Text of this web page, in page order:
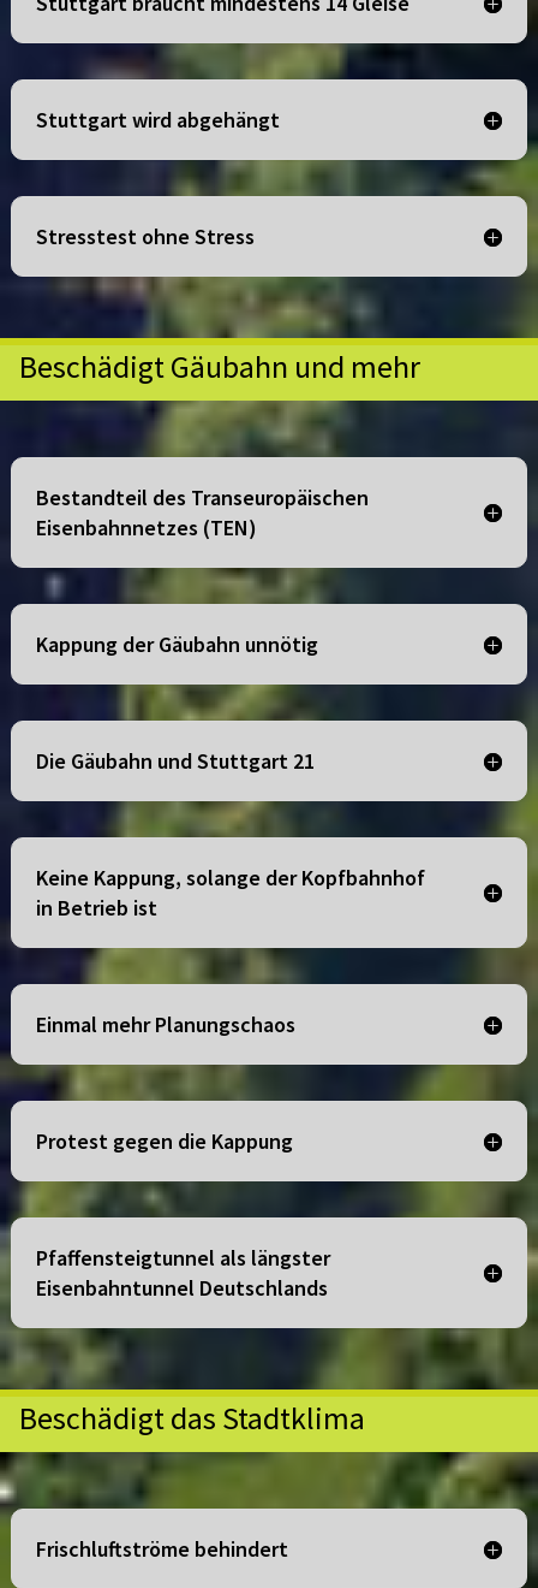
Stuttgart wird abgehängt
Stresstest ohne Stress
Beschädigt Gäubahn und mehr
Bestandteil des Transeuropäischen
Eisenbahnnetzes (TEN)
Kappung der Gäubahn unnötig
Die Gäubahn und Stuttgart 21
Keine Kappung, solange der Kopfbahnhof
in Betrieb ist
Einmal mehr Planungschaos
Protest gegen die Kappung
Pfaffensteigtunnel als längster
Eisenbahntunnel Deutschlands
Beschädigt das Stadtklima
Frischluftströme behindert